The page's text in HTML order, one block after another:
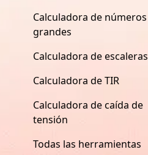
Calculadora de números
grandes
Calculadora de escaleras
Calculadora de TIR
Calculadora de caída de
tensión
Todas las herramientas